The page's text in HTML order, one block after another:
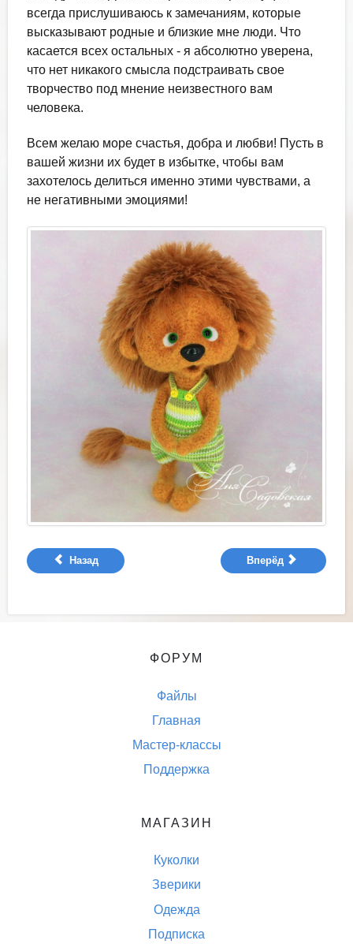
всегда прислушиваюсь к замечаниям, которые
высказывают родные и близкие мне люди. Что
касается всех остальных - я абсолютно уверена,
что нет никакого смысла подстраивать свое
творчество под мнение неизвестного вам
человека.
Всем желаю море счастья, добра и любви! Пусть в
вашей жизни их будет в избытке, чтобы вам
захотелось делиться именно этими чувствами, а
не негативными эмоциями!
Назад Вперёд
ФОРУМ
Файлы
Главная
Мастер-классы
Поддержка
МАГАЗИН
Куколки
Зверики
Одежда
Подписка